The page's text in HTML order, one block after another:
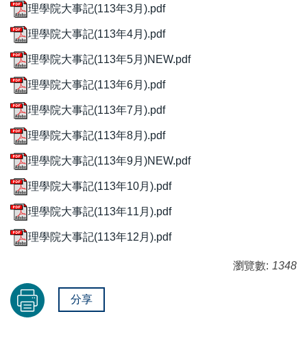
理學院大事記(113年3月).pdf
理學院大事記(113年4月).pdf
理學院大事記(113年5月)NEW.pdf
理學院大事記(113年6月).pdf
理學院大事記(113年7月).pdf
理學院大事記(113年8月).pdf
理學院大事記(113年9月)NEW.pdf
理學院大事記(113年10月).pdf
理學院大事記(113年11月).pdf
理學院大事記(113年12月).pdf
瀏覽數: 1348
分享